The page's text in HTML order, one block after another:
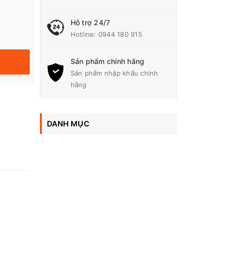
Hỗ trợ 24/7
Hotline: 0944 180 915
Sản phẩm chính hãng
Sản phẩm nhập khẩu chính
hãng
DANH MỤC